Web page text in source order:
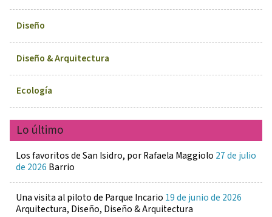
Diseño
Diseño & Arquitectura
Ecología
Lo último
Los favoritos de San Isidro, por Rafaela Maggiolo 27 de julio
de 2026 Barrio
Una visita al piloto de Parque Incario 19 de junio de 2026
Arquitectura, Diseño, Diseño & Arquitectura